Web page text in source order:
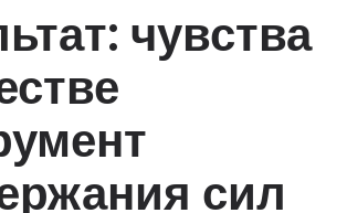
чувства
сил